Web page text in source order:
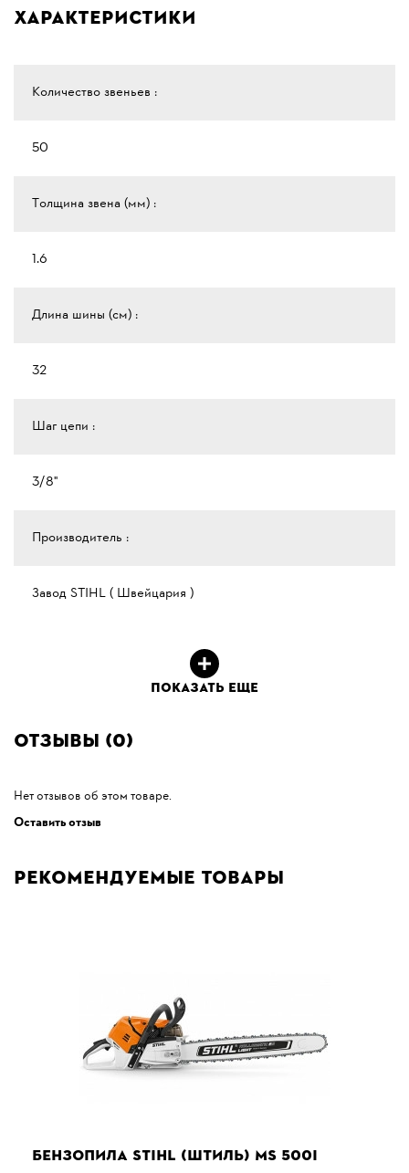
Характеристики
Количество звеньев :
50
Толщина звена (мм) :
1.6
Длина шины (см) :
32
Шаг цепи :
3/8"
Производитель :
Завод STIHL ( Швейцария )
ПОКАЗАТЬ ЕЩЕ
Отзывы (0)
Нет отзывов об этом товаре.
Оставить отзыв
Рекомендуемые товары
БЕНЗОПИЛА STIHL (ШТИЛЬ) MS 500I